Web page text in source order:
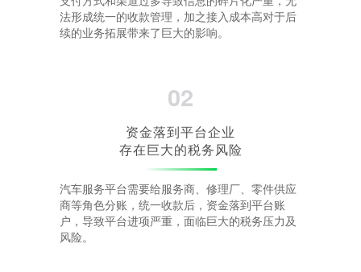
法形成统一的收款管理，加之接入成本高对于后
续的业务拓展带来了巨大的影响。
02
资金落到平台企业
存在巨大的税务风险
汽车服务平台需要给服务商、修理厂、零件供应
商等角色分账，统一收款后，资金落到平台账
户，导致平台进项严重，面临巨大的税务压力及
风险。